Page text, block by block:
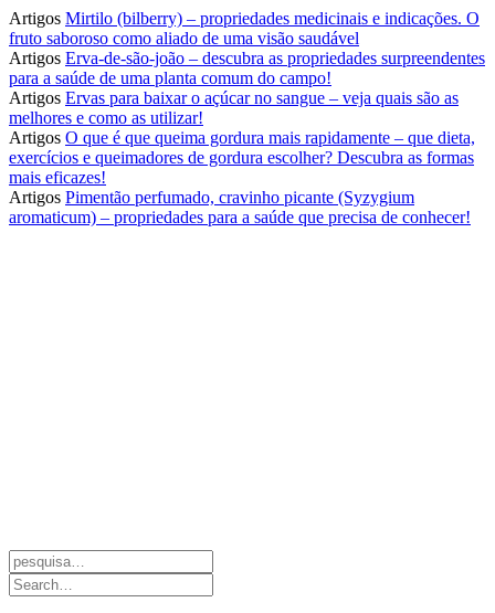
Artigos Mirtilo (bilberry) – propriedades medicinais e indicações. O
fruto saboroso como aliado de uma visão saudável
Artigos Erva-de-são-joão – descubra as propriedades surpreendentes
para a saúde de uma planta comum do campo!
Artigos Ervas para baixar o açúcar no sangue – veja quais são as
melhores e como as utilizar!
Artigos O que é que queima gordura mais rapidamente – que dieta,
exercícios e queimadores de gordura escolher? Descubra as formas
mais eficazes!
Artigos Pimentão perfumado, cravinho picante (Syzygium
aromaticum) – propriedades para a saúde que precisa de conhecer!